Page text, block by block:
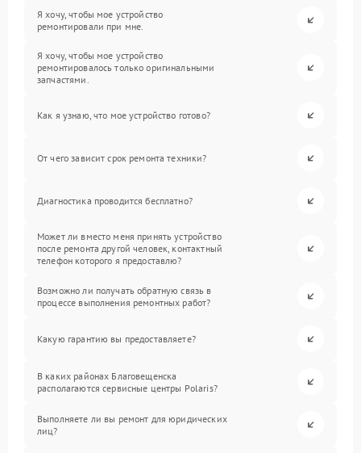
Я хочу, чтобы мое устройство
ремонтировали при мне.
Я хочу, чтобы мое устройство
ремонтировалось только оригинальными
запчастями.
Как я узнаю, что мое устройство готово?
От чего зависит срок ремонта техники?
Диагностика проводится бесплатно?
Может ли вместо меня принять устройство
после ремонта другой человек, контактный
телефон которого я предоставлю?
Возможно ли получать обратную связь в
процессе выполнения ремонтных работ?
Какую гарантию вы предоставляете?
В каких районах Благовещенска
располагаются сервисные центры Polaris?
Выполняете ли вы ремонт для юридических
лиц?